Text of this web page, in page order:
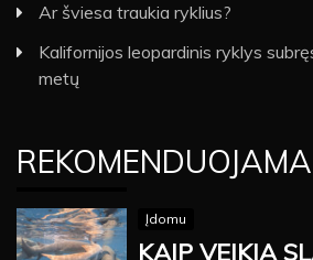
Ar šviesa traukia ryklius?
Kalifornijos leopardinis ryklys
metų
REKOMENDUOJAMA
Įdomu
KAIP VEIKIA